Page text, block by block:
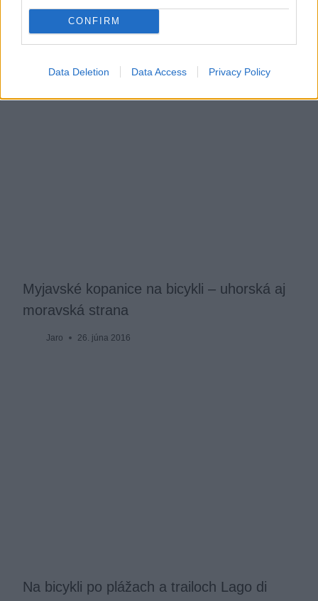
CONFIRM
Data Deletion Data Access Privacy Policy
vrchoch
Myjavské kopanice na bicykli – uhorská aj
moravská strana
Jaro 26. júna 2016
Na bicykli po plážach a trailoch Lago di